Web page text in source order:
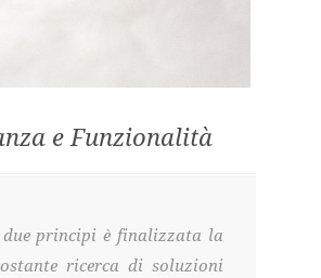
e Funzionalità
due principi è finalizzata la
ricerca di soluzioni